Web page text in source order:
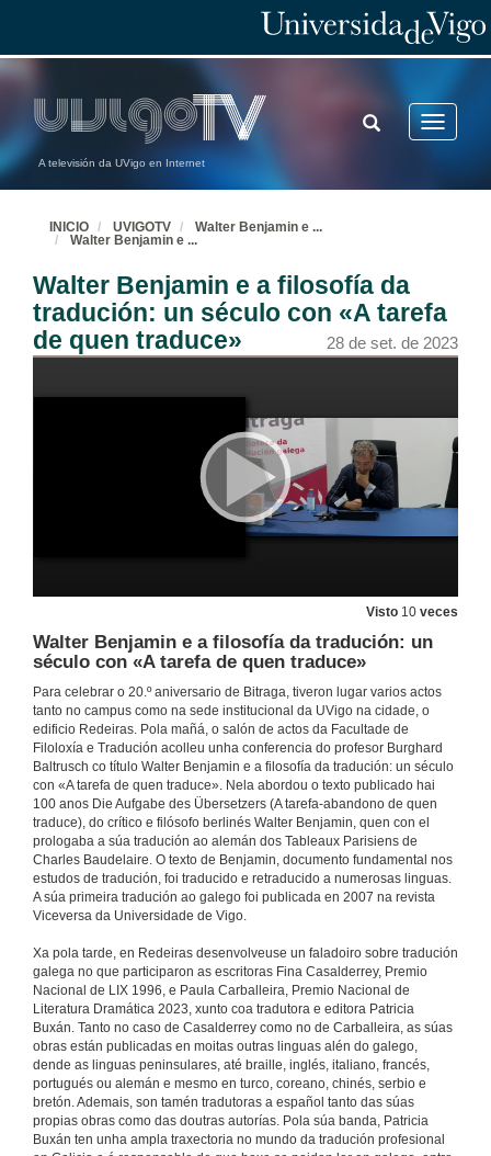
A televisión da UVigo en Internet
Toggle
TOGGLE
SEARCH
INICIO UVIGOTV Walter Benjamin e ...
Walter Benjamin e ...
Walter Benjamin e a filosofía da
tradución: un século con «A tarefa
de quen traduce»
28 de set. de 2023
Visto 10 veces
Walter Benjamin e a filosofía da tradución: un
século con «A tarefa de quen traduce»
Para celebrar o 20.º aniversario de Bitraga, tiveron lugar varios actos
tanto no campus como na sede institucional da UVigo na cidade, o
edificio Redeiras. Pola mañá, o salón de actos da Facultade de
Filoloxía e Tradución acolleu unha conferencia do profesor Burghard
Baltrusch co título Walter Benjamin e a filosofía da tradución: un século
con «A tarefa de quen traduce». Nela abordou o texto publicado hai
100 anos Die Aufgabe des Übersetzers (A tarefa-abandono de quen
traduce), do crítico e filósofo berlinés Walter Benjamin, quen con el
prologaba a súa tradución ao alemán dos Tableaux Parisiens de
Charles Baudelaire. O texto de Benjamin, documento fundamental nos
estudos de tradución, foi traducido e retraducido a numerosas linguas.
A súa primeira tradución ao galego foi publicada en 2007 na revista
Viceversa da Universidade de Vigo.
Xa pola tarde, en Redeiras desenvolveuse un faladoiro sobre tradución
galega no que participaron as escritoras Fina Casalderrey, Premio
Nacional de LIX 1996, e Paula Carballeira, Premio Nacional de
Literatura Dramática 2023, xunto coa tradutora e editora Patricia
Buxán. Tanto no caso de Casalderrey como no de Carballeira, as súas
obras están publicadas en moitas outras linguas alén do galego,
dende as linguas peninsulares, até braille, inglés, italiano, francés,
portugués ou alemán e mesmo en turco, coreano, chinés, serbio e
bretón. Ademais, son tamén tradutoras a español tanto das súas
propias obras como das doutras autorías. Pola súa banda, Patricia
Buxán ten unha ampla traxectoria no mundo da tradución profesional